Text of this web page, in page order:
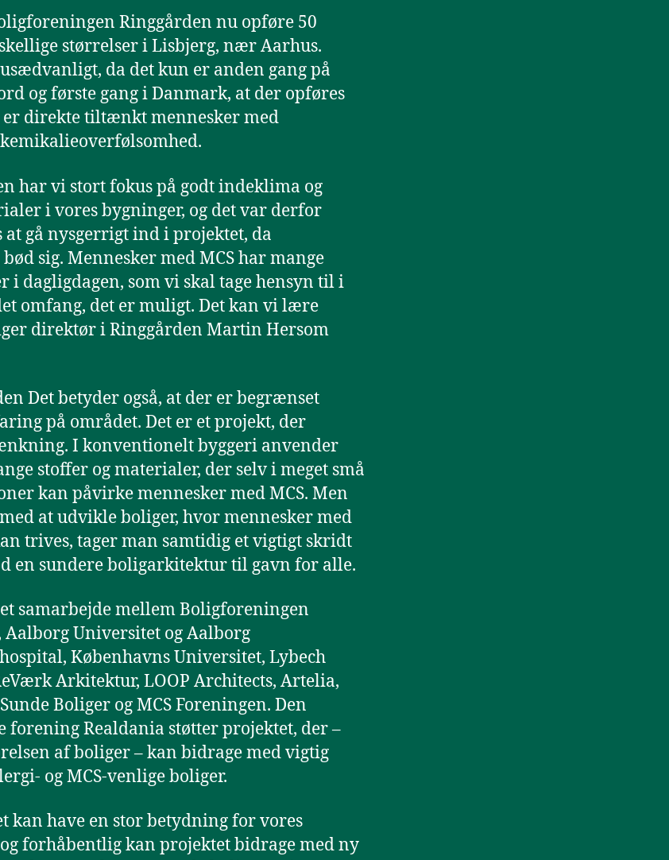
Ringgården nu opføre 50
størrelser i Lisbjerg, nær Aarhus.
da det kun er anden gang på
og første gang i Danmark, at der opføres
er direkte tiltænkt mennesker med
har vi stort fokus på godt indeklima og
i vores bygninger, og det var derfor
at gå nysgerrigt ind i projektet, da
sig. Mennesker med MCS har mange
i dagligdagen, som vi skal tage hensyn til i
omfang, det er muligt. Det kan vi lære
direktør i Ringgården Martin Hersom
Det betyder også, at der er begrænset
på området. Det er et projekt, der
I konventionelt byggeri anvender
stoffer og materialer, der selv i meget små
kan påvirke mennesker med MCS. Men
at udvikle boliger, hvor mennesker med
trives, tager man samtidig et vigtigt skridt
en sundere boligarkitektur til gavn for alle.
samarbejde mellem Boligforeningen
Aalborg Universitet og Aalborg
Københavns Universitet, Lybech
Arkitektur, LOOP Architects, Artelia,
Boliger og MCS Foreningen. Den
forening Realdania støtter projektet, der –
af boliger – kan bidrage med vigtig
og MCS-venlige boliger.
kan have en stor betydning for vores
forhåbentlig kan projektet bidrage med ny